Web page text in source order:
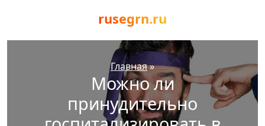
rusegrn.ru
Главная»
Можно ли
принудительно